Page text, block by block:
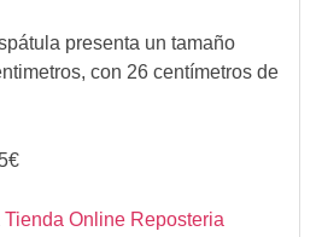
presenta un tamaño
con 26 centímetros de
€
Tienda Online Reposteria